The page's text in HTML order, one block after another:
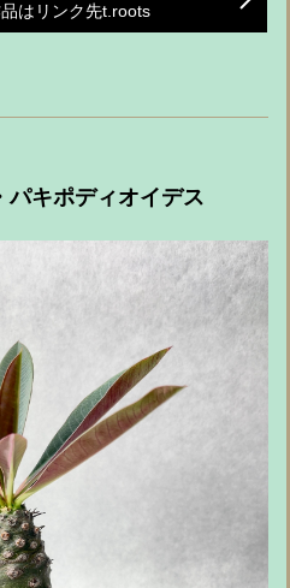
はリンク先t.roots
パキポディオイデス